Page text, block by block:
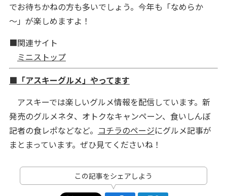
でお待ちかねの方も多いでしょう。今年も「なめらか
～」が楽しめますよ！
■関連サイト
ミニストップ
■「アスキーグルメ」やってます
アスキーでは楽しいグルメ情報を配信しています。新
発売のグルメネタ、オトクなキャンペーン、食いしんぼ
記者の食レポなどなど。 コチラのページにグルメ記事が
まとまっています。ぜひ見てくださいね！
この記事をシェアしよう